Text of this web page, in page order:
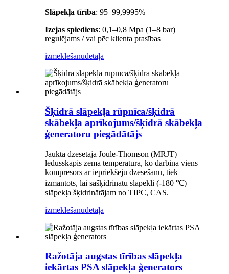
Slāpekļa tīrība: 95–99,9995%
Izejas spiediens: 0,1–0,8 Mpa (1–8 bar)
regulējams / vai pēc klienta prasības
izmeklēšanudetaļa
Šķidrā slāpekļa rūpnīca/šķidrā
skābekļa aprīkojums/šķidrā skābekļa
ģeneratoru piegādātājs
Jaukta dzesētāja Joule-Thomson (MRJT)
ledusskapis zemā temperatūrā, ko darbina viens
kompresors ar iepriekšēju dzesēšanu, tiek
izmantots, lai sašķidrinātu slāpekli (-180 ℃)
slāpekļa šķidrinātājam no TIPC, CAS.
izmeklēšanudetaļa
Ražotāja augstas tīrības slāpekļa
iekārtas PSA slāpekļa ģenerators